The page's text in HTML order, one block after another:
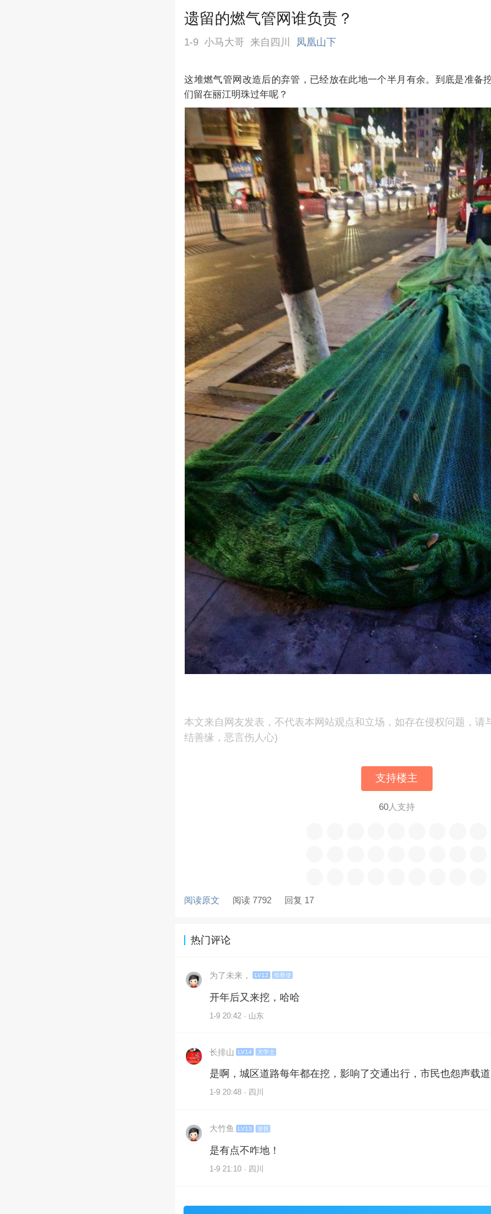
遗留的燃气管网谁负责？
1-9 小马大哥 来自四川 凤凰山下
这堆燃气管网改造后的弃管，已经放在此地一个半月有余。到底是准备
们留在丽江明珠过年呢？
本文来自网友发表，不代表本网站观点和立场，如存在侵权问题，请
结善缘，恶言伤人心)
支持楼主
60人支持
阅读原文 阅读 7792 回复 17
热门评论
为了未来， LV12 按察使
开年后又来挖，哈哈
1-9 20:42 · 山东
长排山 LV14 大学士
是啊，城区道路每年都在挖，影响了交通出行，市民也怨声载道
1-9 20:48 · 四川
大竹鱼 LV13 巡抚
是有点不咋地！
1-9 21:10 · 四川